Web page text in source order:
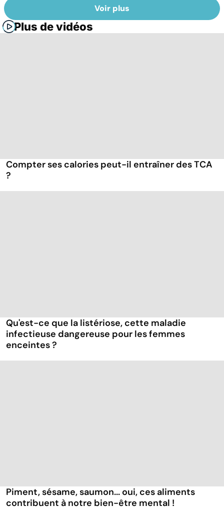
Voir plus
Plus de vidéos
Compter ses calories peut-il entraîner des TCA
?
Qu'est-ce que la listériose, cette maladie
infectieuse dangereuse pour les femmes
enceintes ?
Piment, sésame, saumon... oui, ces aliments
contribuent à notre bien-être mental !